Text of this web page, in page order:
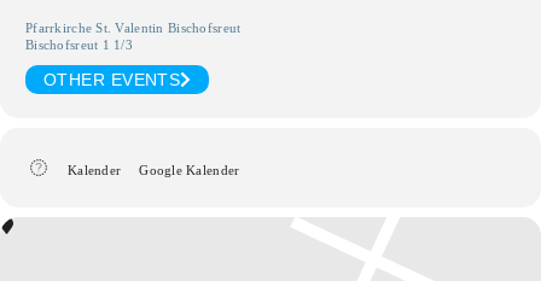
Pfarrkirche St. Valentin Bischofsreut
Bischofsreut 1 1/3
OTHER EVENTS
Kalender Google Kalender